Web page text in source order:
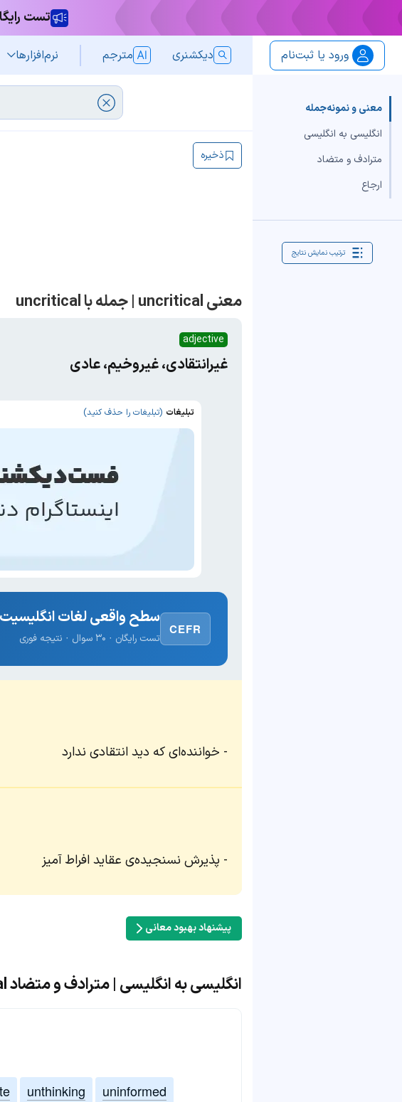
تست
ورود یا ثبت‌نام دیکشنری مترجم نرم‌افزار‌ها
معنی و نمونه‌جمله
انگلیسی به انگلیسی
مترادف و متضاد
ارجاع
ترتیب نمایش نتایج
ذخیره
معنی uncritical | جمله با uncritical
adjective
غیرانتقادی، غیروخیم، عادی
تبلیغات (تبلیغات را حذف کنید)
CEFR
سطح واقعی لغات
تست رایگان · ۳۰ سوال · نتیجه فوری
خواننده‌ای که دید انتقادی ندارد
پذیرش نسنجیده‌ی عقاید افراط آمیز
پیشنهاد بهبود معانی
انگلیسی به انگلیسی | مترادف و متضاد uncritical
unthinking
uninformed